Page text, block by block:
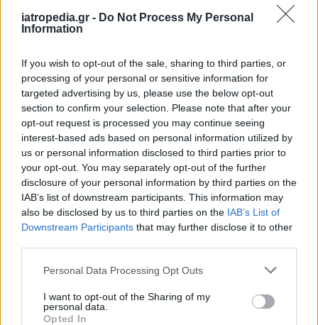
iatropedia.gr - Do Not Process My Personal
Information
If you wish to opt-out of the sale, sharing to third parties, or
processing of your personal or sensitive information for
targeted advertising by us, please use the below opt-out
section to confirm your selection. Please note that after your
opt-out request is processed you may continue seeing
interest-based ads based on personal information utilized by
us or personal information disclosed to third parties prior to
your opt-out. You may separately opt-out of the further
disclosure of your personal information by third parties on the
IAB’s list of downstream participants. This information may
also be disclosed by us to third parties on the IAB’s List of
Downstream Participants that may further disclose it to other
Personal Data Processing Opt Outs
I want to opt-out of the Sharing of my
personal data.
Opted In
ΥΓΕΙΑ 05 Αυγούστου 2026 20:01
Πώς στυτική λειτουργία και σπέρμα «πλήττονται»
από τη ζέστη – Μέτρα προστασίας στις διακοπές
ΕΙΔΗΣΕΙΣ 05 Αυγούστου 2026 19:31
Γλυφάδα: Επιχείρηση διάσωσης 45χρονου που
παρασύρθηκε στα ανοιχτά